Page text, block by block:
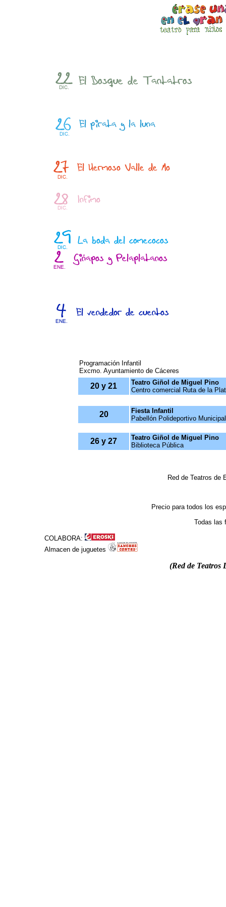
Programación Infantil
Excmo. Ayuntamiento de Cáceres
20 y 21
Teatro Giñol de Miguel Pino
Centro comercial Ruta de la
20
Fiesta Infantil
Pabellón Polideportivo Municipal
26 y 27
Teatro Giñol de Miguel Pino
Biblioteca Pública
Red de Teatros de
Precio para todos los
Todas las
COLABORA:
Almacen de juguetes
(Red de